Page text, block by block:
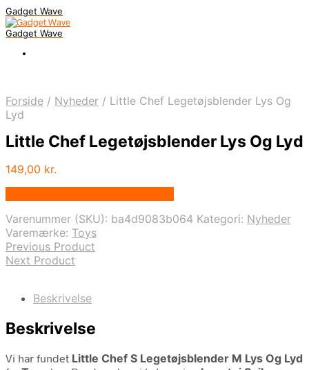
Gadget Wave
Gadget Wave
Forside / Nyheder / Little Chef Legetøjsblender Lys Og
Lyd
Little Chef Legetøjsblender Lys Og Lyd
149,00 kr.
Varenummer (SKU): ba4d9083b064 Kategori: Nyheder
Varemærke: Toys
Previous Product
Next Product
Beskrivelse
Beskrivelse
Vi har fundet Little Chef S Legetøjsblender M Lys Og Lyd